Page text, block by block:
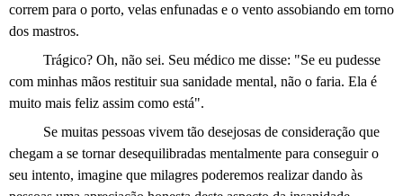
correm para o porto, velas enfunadas e o vento assobiando em torno
dos mastros.
Trágico? Oh, não sei. Seu médico me disse: "Se eu pudesse
com minhas mãos restituir sua sanidade mental, não o faria. Ela é
muito mais feliz assim como está".
Se muitas pessoas vivem tão desejosas de consideração que
chegam a se tornar desequilibradas mentalmente para conseguir o
seu intento, imagine que milagres poderemos realizar dando às